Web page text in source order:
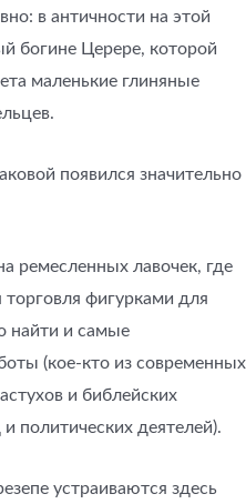
в античности на этой
богине Церере, которой
маленькие глиняные
появился значительно
ремесленных лавочек, где
торговля фигурками для
найти и самые
(кое-кто из современных
и библейских
политических деятелей).
устраиваются здесь